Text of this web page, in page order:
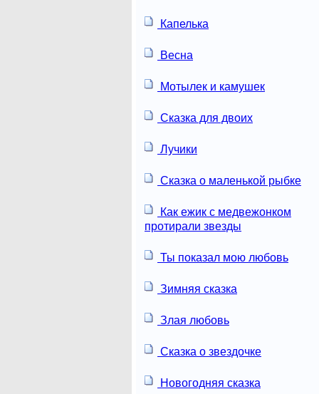
Капелька
Весна
Мотылек и камушек
Сказка для двоих
Лучики
Сказка о маленькой рыбке
Как ежик с медвежонком
протирали звезды
Ты показал мою любовь
Зимняя сказка
Злая любовь
Сказка о звездочке
Новогодняя сказка